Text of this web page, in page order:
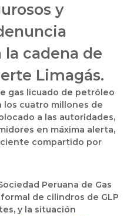
y
cadena de
Limagás.
gas licuado de petróleo
los cuatro millones de
a las autoridades,
en máxima alerta,
compartido por
Peruana de Gas
de cilindros de GLP
y la situación